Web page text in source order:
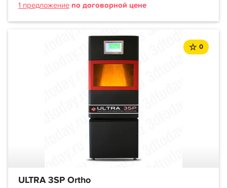
1 предложение по договорной цене
0
ULTRA 3SP Ortho